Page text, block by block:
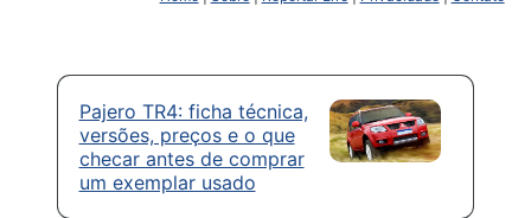
Pajero TR4: ficha técnica,
versões, preços e o que
checar antes de comprar
um exemplar usado